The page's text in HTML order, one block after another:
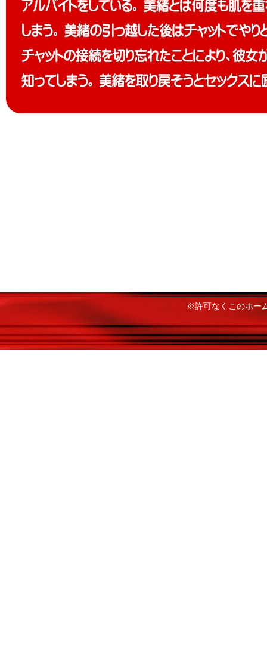
※許可なくこのホー